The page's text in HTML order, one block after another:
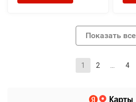
Показать все
1 2 4